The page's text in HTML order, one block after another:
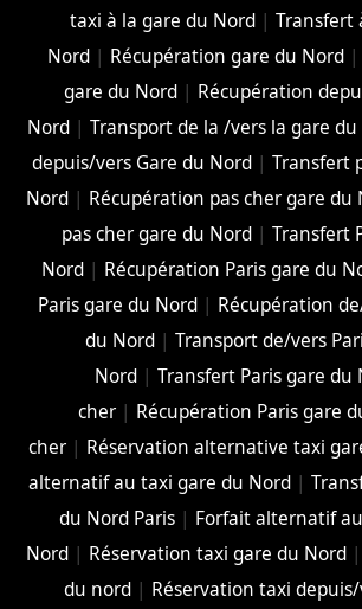
taxi à la gare du Nord| Transfert
Nord| Récupération gare du Nord|
gare du Nord| Récupération
Nord| Transport de la /vers la gare
depuis/vers Gare du Nord| Transfert
Nord | Récupération pas cher gare du
pas cher gare du Nord |Transfert
Nord | Récupération Paris gare du
Paris gare du Nord| Récupération
du Nord |Transport de/vers
Nord |Transfert Paris gare du
cher | Récupération Paris gare
cher| Réservation alternative taxi
alternatif au taxi gare du Nord|
du Nord Paris| Forfait alternatif
Nord | Réservation taxi gare du Nord |
du nord| Réservation taxi